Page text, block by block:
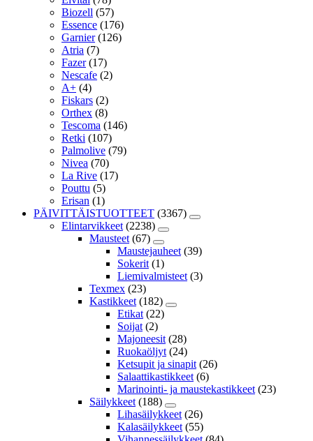
Biozell (57)
Essence (176)
Garnier (126)
Atria (7)
Fazer (17)
Nescafe (2)
A+ (4)
Fiskars (2)
Orthex (8)
Tescoma (146)
Retki (107)
Palmolive (79)
Nivea (70)
La Rive (17)
Pouttu (5)
Erisan (1)
PÄIVITTÄISTUOTTEET (3367)
Elintarvikkeet (2238)
Mausteet (67)
Maustejauheet (39)
Sokerit (1)
Liemivalmisteet (3)
Texmex (23)
Kastikkeet (182)
Etikat (22)
Soijat (2)
Majoneesit (28)
Ruokaöljyt (24)
Ketsupit ja sinapit (26)
Salaattikastikkeet (6)
Marinointi- ja maustekastikkeet (23)
Säilykkeet (188)
Lihasäilykkeet (26)
Kalasäilykkeet (55)